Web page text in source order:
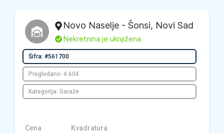
Novo Naselje - Šonsi, Novi Sad
L Nekretnina je uknjižena
Šifra: #561700
Pregledano: 4.604
Kategorija: Garaže
Cena Kvadratura